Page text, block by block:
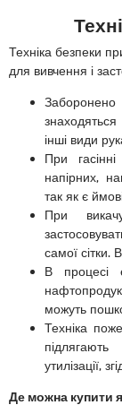
Техніка безпеки
для вивчення і
знаходяться
інші види
При
напірних,
так як є
При
самої сітки.
В процесі
можуть
Техніка
підлягають
утилізації,
Де можна купити